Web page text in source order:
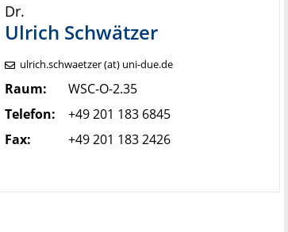
Dr.
Ulrich Schwätzer
ulrich.schwaetzer (at) uni-due.de
Raum:
WSC-O-2.35
Telefon:
+49 201 183 6845
Fax:
+49 201 183 2426